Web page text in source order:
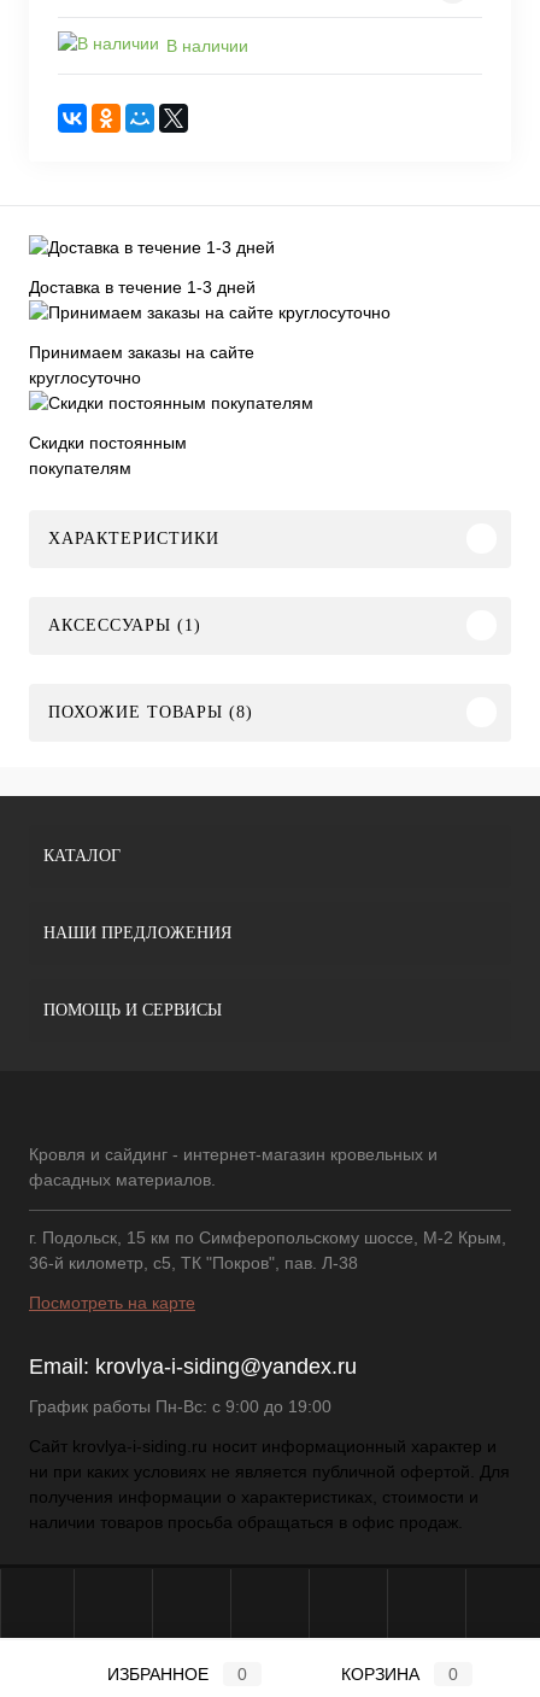
В наличии
Доставка в течение 1-3 дней
Принимаем заказы на сайте
круглосуточно
Скидки постоянным
покупателям
ХАРАКТЕРИСТИКИ
АКСЕССУАРЫ (1)
ПОХОЖИЕ ТОВАРЫ (8)
КАТАЛОГ
НАШИ ПРЕДЛОЖЕНИЯ
ПОМОЩЬ И СЕРВИСЫ
Кровля и сайдинг - интернет-магазин кровельных и
фасадных материалов.
г. Подольск, 15 км по Симферопольскому шоссе, М-2 Крым,
36-й километр, с5, ТК "Покров", пав. Л-38
Посмотреть на карте
Email: krovlya-i-siding@yandex.ru
График работы Пн-Вс: с 9:00 до 19:00
Сайт krovlya-i-siding.ru носит информационный характер и
ни при каких условиях не является публичной офертой. Для
получения информации о характеристиках, стоимости и
наличии товаров просьба обращаться в офис продаж.
ИЗБРАННОЕ 0 КОРЗИНА 0